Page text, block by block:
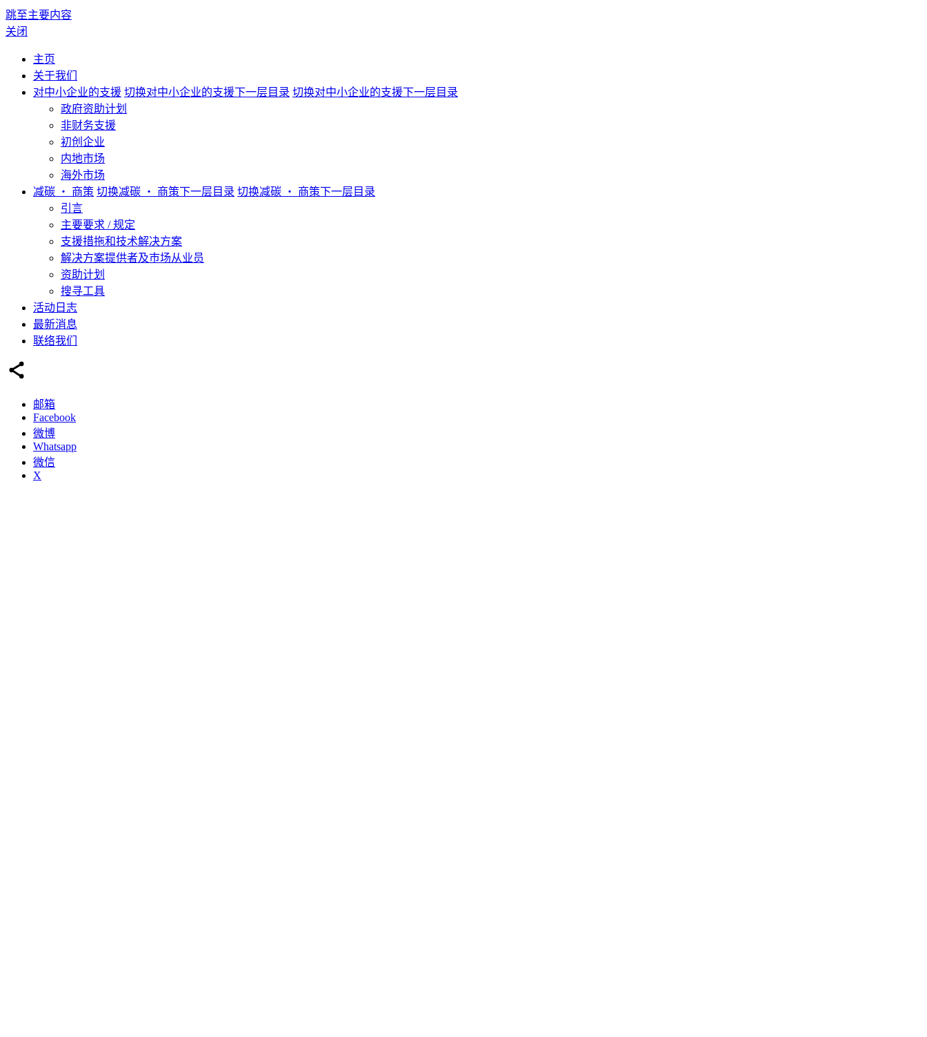
跳至主要内容
关闭
主页
关于我们
对中小企业的支援 切换对中小企业的支援下一层目录 切换对中小企业的支援下一层目录
政府资助计划
非财务支援
初创企业
内地市场
海外市场
减碳 ‧ 商策 切换减碳 ‧ 商策下一层目录 切换减碳 ‧ 商策下一层目录
引言
主要要求 / 规定
支援措拖和技术解决方案
解决方案提供者及巿场从业员
资助计划
搜寻工具
活动日志
最新消息
联络我们
邮箱
Facebook
微博
Whatsapp
微信
X